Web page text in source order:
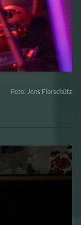
Foto: Jens Florschütz